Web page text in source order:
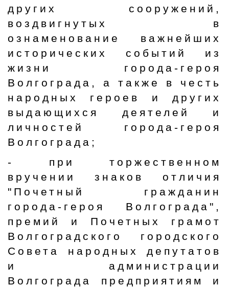
других сооружений,
воздвигнутых в
ознаменование важнейших
исторических событий из
жизни города-героя
Волгограда, а также в честь
народных героев и других
выдающихся деятелей и
личностей города-героя
Волгограда;
- при торжественном
вручении знаков отличия
"Почетный гражданин
города-героя Волгограда",
премий и Почетных грамот
Волгоградского городского
Совета народных депутатов
и администрации
Волгограда предприятиям и